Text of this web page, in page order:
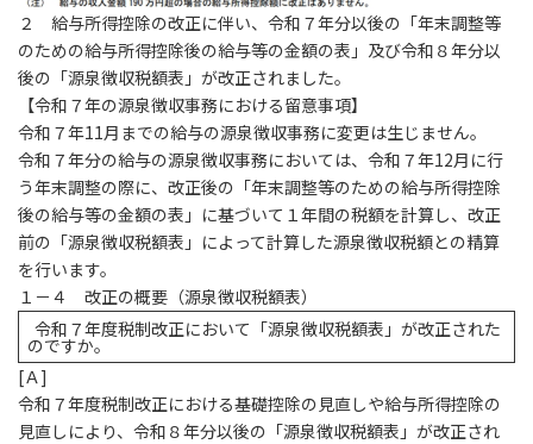
２ 給与所得控除の改正に伴い、令和７年分以後の「年末調整等
のための給与所得控除後の給与等の金額の表」及び令和８年分以
後の「源泉徴収税額表」が改正されました。
【令和７年の源泉徴収事務における留意事項】
令和７年11月までの給与の源泉徴収事務に変更は生じません。
令和７年分の給与の源泉徴収事務においては、令和７年12月に行
う年末調整の際に、改正後の「年末調整等のための給与所得控除
後の給与等の金額の表」に基づいて１年間の税額を計算し、改正
前の「源泉徴収税額表」によって計算した源泉徴収税額との精算
を行います。
１－４ 改正の概要（源泉徴収税額表）
令和７年度税制改正において「源泉徴収税額表」が改正された
のですか。
[Ａ]
令和７年度税制改正における基礎控除の見直しや給与所得控除の
見直しにより、令和８年分以後の「源泉徴収税額表」が改正され